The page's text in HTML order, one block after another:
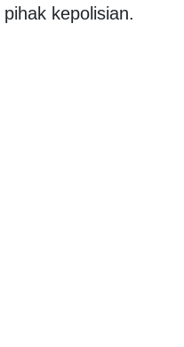
kepolisian.